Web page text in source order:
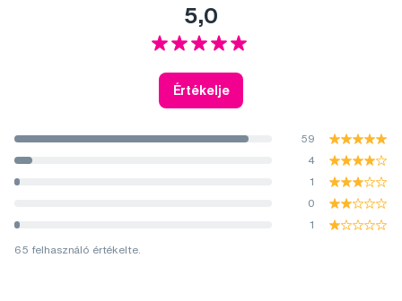
5,0
Értékelje
59
4
1
0
1
65 felhasználó értékelte.